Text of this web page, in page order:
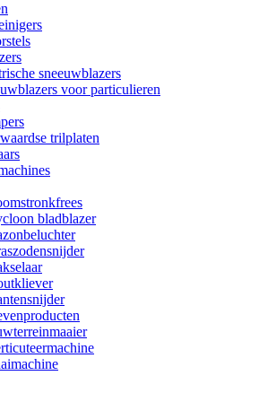
sneeuwblazers
voor particulieren
trilplaten
bladblazer